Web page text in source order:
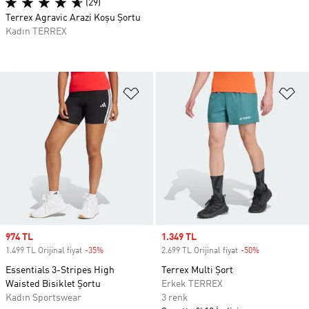
Favori Listesine Ekle
Sale price
974 TL
1.499 TL Orijinal fiyat -35%
Essentials 3-Stripes High
Waisted Bisiklet Şortu
Kadın Sportswear
Sale price
1.349 TL
2.699 TL Orijinal fiyat -50%
Terrex Multi Şort
Erkek TERREX
3 renk
(29)
Terrex Agravic Arazi Koşu Şortu
Kadın TERREX